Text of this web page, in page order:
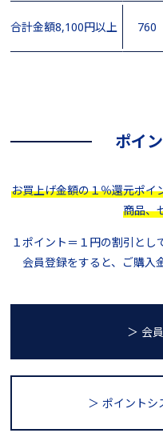
合計金額8,100円以上 760
ポイ
お買上げ金額の１％還元ポイ
商品、
１ポイント＝１円の割引とし
会員登録をすると、ご購入
＞ 会
＞ ポイントシ